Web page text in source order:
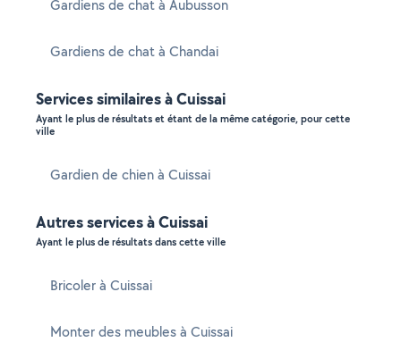
Gardiens de chat à Aubusson
Gardiens de chat à Chandai
Services similaires à Cuissai
Ayant le plus de résultats et étant de la même catégorie, pour cette
ville
Gardien de chien à Cuissai
Autres services à Cuissai
Ayant le plus de résultats dans cette ville
Bricoler à Cuissai
Monter des meubles à Cuissai